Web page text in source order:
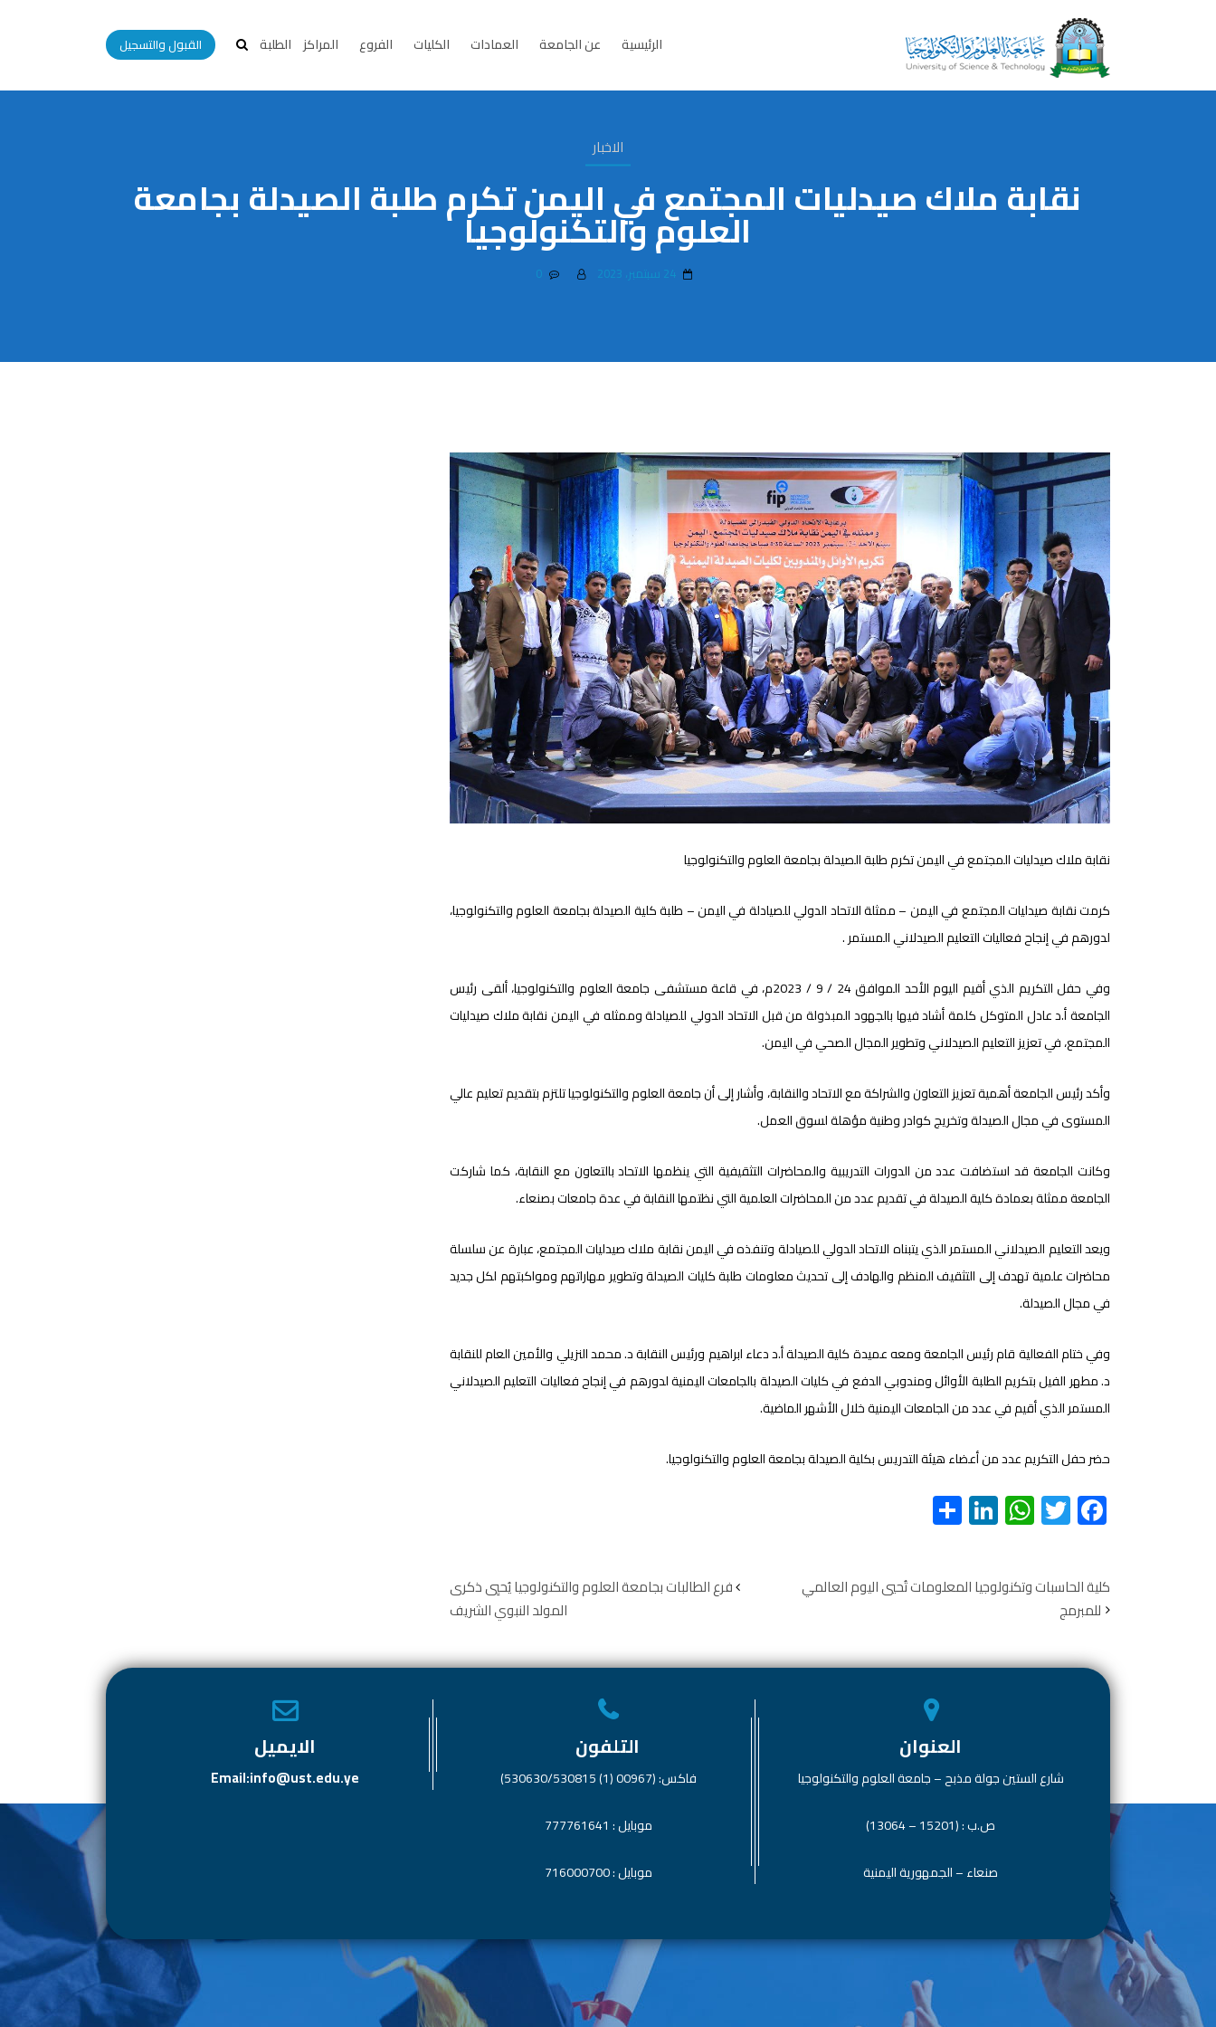
الرئيسية عن الجامعة العمادات الكليات الفروع المراكز الطلبة القبول والتسجيل
الاخبار
نقابة ملاك صيدليات المجتمع في اليمن تكرم طلبة الصيدلة بجامعة
العلوم والتكنولوجيا
0
نقابة ملاك صيدليات المجتمع في اليمن تكرم طلبة الصيدلة بجامعة العلوم والتكنولوجيا
كرمت نقابة صيدليات المجتمع في اليمن – ممثلة الاتحاد الدولي للصيادلة في اليمن – طلبة كلية الصيدلة بجامعة العلوم والتكنولوجيا،
لدورهم في إنجاح فعاليات التعليم الصيدلاني المستمر .
وفي حفل التكريم الذي أقيم اليوم الأحد الموافق 24 / 9 / 2023م، في قاعة مستشفى جامعة العلوم والتكنولوجيا، ألقى رئيس
الجامعة أ.د عادل المتوكل كلمة أشاد فيها بالجهود المبذولة من قبل الاتحاد الدولي للصيادلة وممثله في اليمن نقابة ملاك صيدليات
المجتمع، في تعزيز التعليم الصيدلاني وتطوير المجال الصحي في اليمن.
وأكد رئيس الجامعة أهمية تعزيز التعاون والشراكة مع الاتحاد والنقابة، وأشار إلى أن جامعة العلوم والتكنولوجيا تلتزم بتقديم تعليم عالي
المستوى في مجال الصيدلة وتخريج كوادر وطنية مؤهلة لسوق العمل.
وكانت الجامعة قد استضافت عدد من الدورات التدريبية والمحاضرات التثقيفية التي ينظمها الاتحاد بالتعاون مع النقابة، كما شاركت
الجامعة ممثلة بعمادة كلية الصيدلة في تقديم عدد من المحاضرات العلمية التي نظتمها النقابة في عدة جامعات بصنعاء.
ويعد التعليم الصيدلاني المستمر الذي يتبناه الاتحاد الدولي للصيادلة وتنفذه في اليمن نقابة ملاك صيدليات المجتمع، عبارة عن سلسلة
محاضرات علمية تهدف إلى التثقيف المنظم والهادف إلى تحديث معلومات طلبة كليات الصيدلة وتطوير مهاراتهم ومواكبتهم لكل جديد
في مجال الصيدلة.
وفي ختام الفعالية قام رئيس الجامعة ومعه عميدة كلية الصيدلة أ.د دعاء ابراهيم ورئيس النقابة د. محمد النزيلي والأمين العام للنقابة
د. مطهر الفيل بتكريم الطلبة الأوائل ومندوبي الدفع في كليات الصيدلة بالجامعات اليمنية لدورهم في إنجاح فعاليات التعليم الصيدلاني
المستمر الذي أقيم في عدد من الجامعات اليمنية خلال الأشهر الماضية.
حضر حفل التكريم عدد من أعضاء هيئة التدريس بكلية الصيدلة بجامعة العلوم والتكنولوجيا.
F
ac
e
b
o
ok
T
wi
tt
er
W
h
at
s
p
p
Li
nk
e
dI
ar
e
فرع الطالبات بجامعة العلوم والتكنولوجيا يُحيِي ذكرى
المولد النبوي الشريف
كلية الحاسبات وتكنولوجيا المعلومات تُحيي اليوم العالمي
للمبرمج
العنوان
شارع الستين جولة مذبح – جامعة العلوم والتكنولوجيا
ص.ب : (15201 – 13064)
صنعاء – الجمهورية اليمنية
التلفون
فاكس: (00967 (1) 530630/530815)
موبايل : 777761641
موبايل : 716000700
الايميل
Email:info@ust.edu.ye